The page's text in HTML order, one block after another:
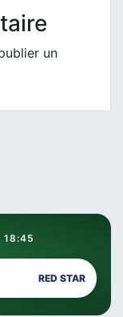
un
18:45
RED STAR